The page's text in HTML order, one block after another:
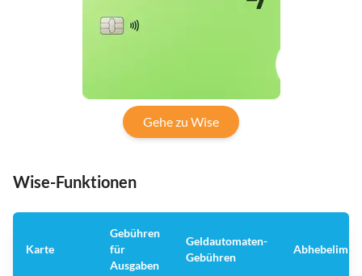
Gehe zu Wise
Wise-Funktionen
Karte
Gebühren
für
Ausgaben
Geldautomaten-
Gebühren
Abhebelimit